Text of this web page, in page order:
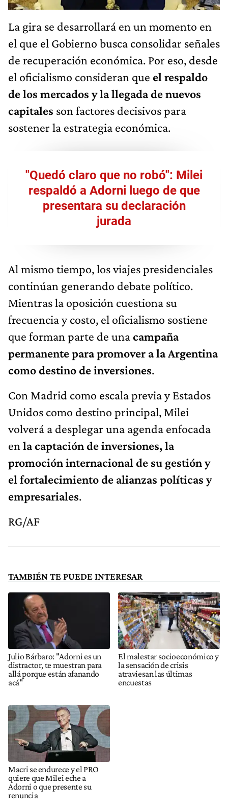
La gira se desarrollará en un momento en
el que el Gobierno busca consolidar señales
de recuperación económica. Por eso, desde
el oficialismo consideran que el respaldo
de los mercados y la llegada de nuevos
capitales son factores decisivos para
sostener la estrategia económica.
"Quedó claro que no robó": Milei
respaldó a Adorni luego de que
presentara su declaración
jurada
Al mismo tiempo, los viajes presidenciales
continúan generando debate político.
Mientras la oposición cuestiona su
frecuencia y costo, el oficialismo sostiene
que forman parte de unacampaña
permanente para promover a la Argentina
como destino de inversiones.
Con Madrid como escala previa y Estados
Unidos como destino principal, Milei
volverá a desplegar una agenda enfocada
en la captación de inversiones, la
promoción internacional de su gestión y
el fortalecimiento de alianzas políticas y
empresariales.
RG/AF
TAMBIÉN TE PUEDE INTERESAR
Julio Bárbaro: "Adorni es un
distractor, te muestran para
allá porque están afanando
acá"
El malestar socioeconómico y
la sensación de crisis
atraviesan las últimas
encuestas
Macri se endurece y el PRO
quiere que Milei eche a
Adorni o que presente su
renuncia